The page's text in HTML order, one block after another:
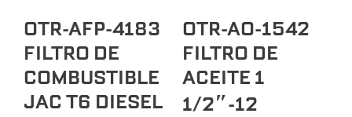
OTR-AFP-4183
FILTRO DE
COMBUSTIBLE
JAC T6 DIESEL
OTR-AO-1542
FILTRO DE
ACEITE 1
1/2″-12